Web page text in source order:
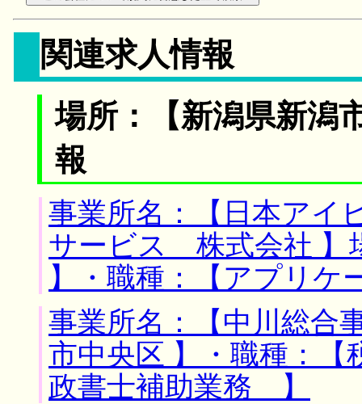
関連求人情報
場所：【新潟県新潟
報
事業所名：【日本アイ
サービス 株式会社 】
】・職種：【アプリ
事業所名：【中川総合
市中央区 】・職種：【
政書士補助業務 】